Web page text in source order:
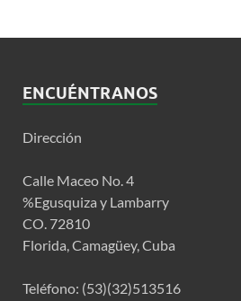
ENCUÉNTRANOS
Dirección
Calle Maceo No. 4
%Egusquiza y Lambarry
CO. 72810
Florida, Camagüey, Cuba
Teléfono: (53)(32)513516